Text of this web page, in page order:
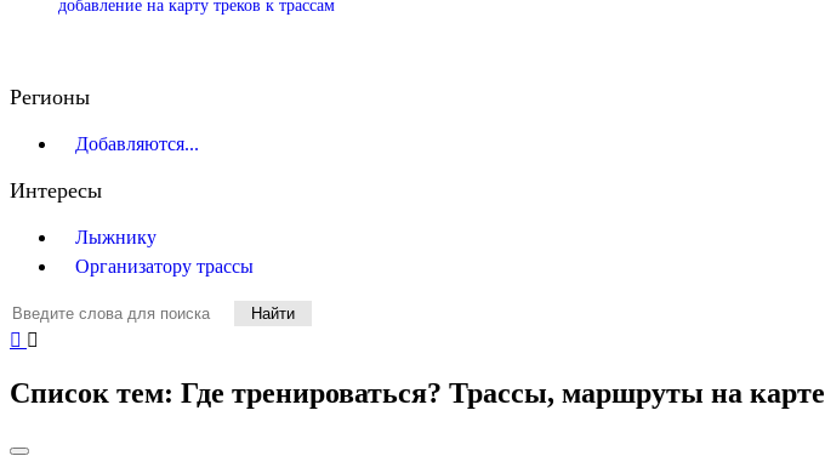
добавление на карту треков к трассам
Регионы
Добавляются...
Интересы
Лыжнику
Организатору трассы
Найти
Список тем: Где тренироваться? Трассы, маршруты на карте